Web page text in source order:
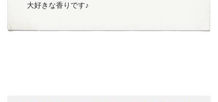
大好きな香りです♪